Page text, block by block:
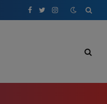
Facebook
TwitterInstagram